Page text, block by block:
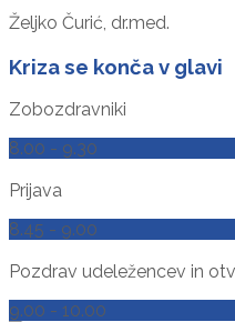
Željko Čurić, dr.med.
Kriza se konča v glavi
Zobozdravniki
8.00 - 9.30
Prijava
8.45 - 9.00
Pozdrav udeležencev in
9.00 - 10.00